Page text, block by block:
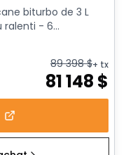
biturbo de 3 L
- 6...
89 398$+ tx
81 148 $